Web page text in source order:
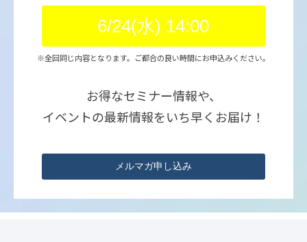
6/24(水) 14:00
※全回同じ内容となります。ご都合の良い時間にお申込みください。
お得なセミナー情報や、
イベントの最新情報をいち早くお届け！
メルマガ申し込み